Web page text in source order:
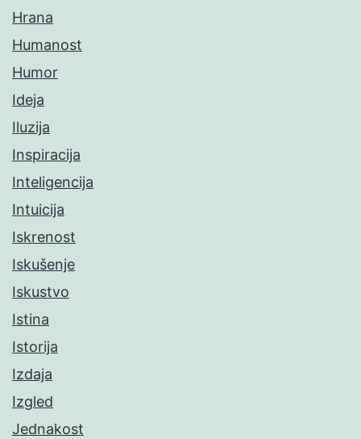
Hrana
Humanost
Humor
Ideja
Iluzija
Inspiracija
Inteligencija
Intuicija
Iskrenost
Iskušenje
Iskustvo
Istina
Istorija
Izdaja
Izgled
Jednakost